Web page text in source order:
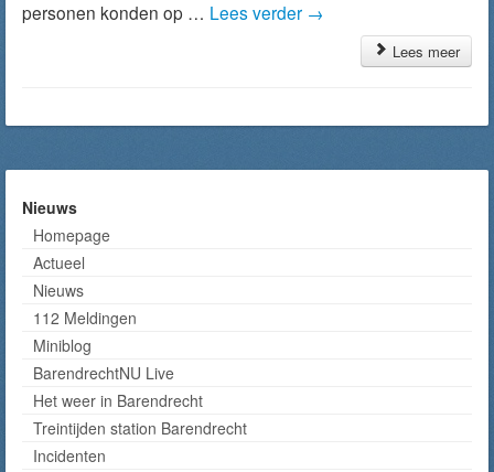
personen konden op … Lees verder →
Lees meer
Nieuws
Homepage
Actueel
Nieuws
112 Meldingen
Miniblog
BarendrechtNU Live
Het weer in Barendrecht
Treintijden station Barendrecht
Incidenten